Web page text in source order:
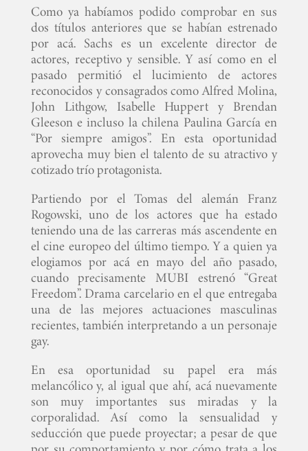
Como ya habíamos podido comprobar en sus
dos títulos anteriores que se habían estrenado
por acá. Sachs es un excelente director de
actores, receptivo y sensible. Y así como en el
pasado permitió el lucimiento de actores
reconocidos y consagrados como Alfred Molina,
John Lithgow, Isabelle Huppert y Brendan
Gleeson e incluso la chilena Paulina García en
“Por siempre amigos”. En esta oportunidad
aprovecha muy bien el talento de su atractivo y
cotizado trío protagonista.
Partiendo por el Tomas del alemán Franz
Rogowski, uno de los actores que ha estado
teniendo una de las carreras más ascendente en
el cine europeo del último tiempo. Y a quien ya
elogiamos por acá en mayo del año pasado,
cuando precisamente MUBI estrenó “Great
Freedom”. Drama carcelario en el que entregaba
una de las mejores actuaciones masculinas
recientes, también interpretando a un personaje
gay.
En esa oportunidad su papel era más
melancólico y, al igual que ahí, acá nuevamente
son muy importantes sus miradas y la
corporalidad. Así como la sensualidad y
seducción que puede proyectar; a pesar de que